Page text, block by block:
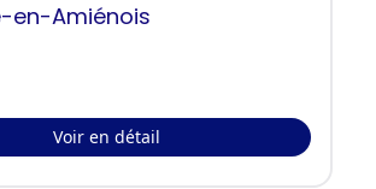
en-Amiénois
Voir en détail